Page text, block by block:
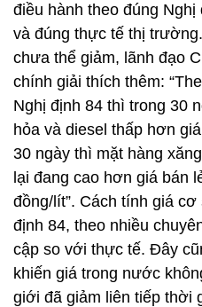
điều hành theo đúng
và đúng thực tế thị
chưa thể giảm, lãnh đạo
chính giải thích thêm:
Nghị định 84 thì trong 30
hỏa và diesel thấp hơn
30 ngày thì mặt hàng
lại đang cao hơn giá bán
đồng/lít”. Cách tính giá
định 84, theo nhiều
cập so với thực tế. Đây
khiến giá trong nước
giới đã giảm liên tiếp thời